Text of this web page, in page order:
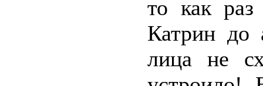
то как
Катрин до
лица не